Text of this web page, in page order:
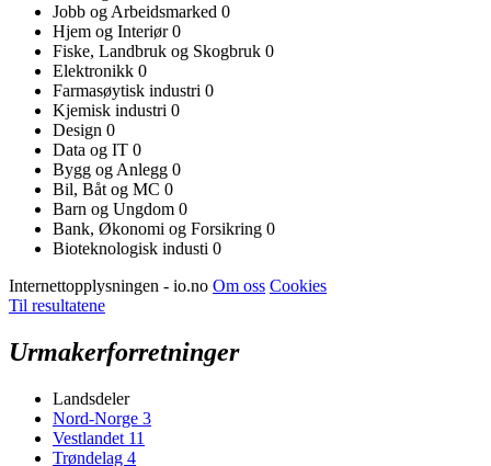
Jobb og Arbeidsmarked 0
Hjem og Interiør0
Fiske, Landbruk og Skogbruk 0
Elektronikk 0
Farmasøytisk industri 0
Kjemisk industri 0
Design 0
Data og IT 0
Bygg og Anlegg 0
Bil, Båt og MC 0
Barn og Ungdom 0
Bank, Økonomi og Forsikring 0
Bioteknologisk industi 0
Internettopplysningen - io.no Om oss Cookies
Til resultatene
Urmakerforretninger
Landsdeler
Nord-Norge 3
Vestlandet 11
Trøndelag 4